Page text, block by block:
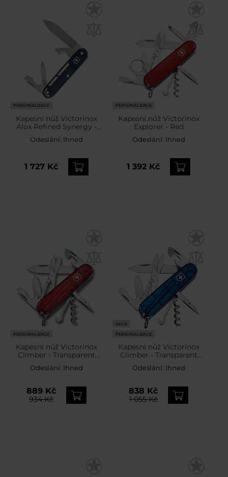
PERSONALIZACE
Kapesní nůž Victorinox
Alox Refined Synergy -
Blue
Odeslání: Ihned
1 727 Kč
PERSONALIZACE
Kapesní nůž Victorinox
Explorer - Red
Odeslání: Ihned
1 392 Kč
PERSONALIZACE
Kapesní nůž Victorinox
Climber - Transparent
Odeslání: Ihned
889 Kč
934 Kč
AKCE
PERSONALIZACE
Kapesní nůž Victorinox
Climber - Transparent
Blue
Odeslání: Ihned
838 Kč
1 055 Kč